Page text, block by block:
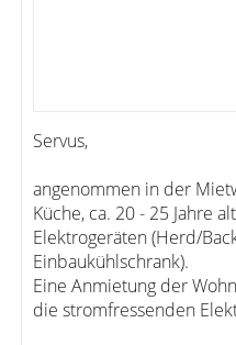
Servus,
angenommen in der
Küche, ca. 20 - 25 Jahre
Elektrogeräten (Herd/
Einbaukühlschrank).
Eine Anmietung der
die stromfressenden